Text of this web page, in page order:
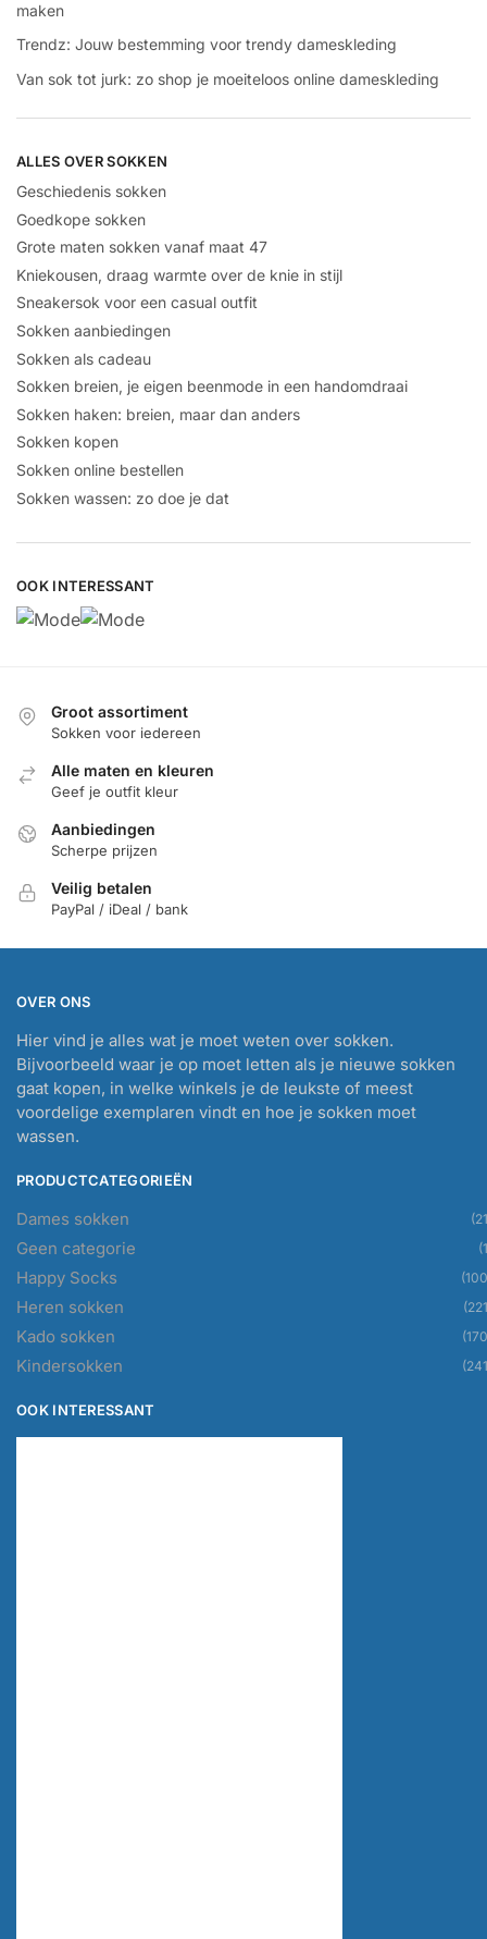
maken
Trendz: Jouw bestemming voor trendy dameskleding
Van sok tot jurk: zo shop je moeiteloos online dameskleding
ALLES OVER SOKKEN
Geschiedenis sokken
Goedkope sokken
Grote maten sokken vanaf maat 47
Kniekousen, draag warmte over de knie in stijl
Sneakersok voor een casual outfit
Sokken aanbiedingen
Sokken als cadeau
Sokken breien, je eigen beenmode in een handomdraai
Sokken haken: breien, maar dan anders
Sokken kopen
Sokken online bestellen
Sokken wassen: zo doe je dat
OOK INTERESSANT
Groot assortiment
Sokken voor iedereen
Alle maten en kleuren
Geef je outfit kleur
Aanbiedingen
Scherpe prijzen
Veilig betalen
PayPal / iDeal / bank
OVER ONS
Hier vind je alles wat je moet weten over sokken.
Bijvoorbeeld waar je op moet letten als je nieuwe sokken
gaat kopen, in welke winkels je de leukste of meest
voordelige exemplaren vindt en hoe je sokken moet
wassen.
PRODUCTCATEGORIEËN
Dames sokken
Geen categorie
Happy Socks
Heren sokken
Kado sokken
Kindersokken
OOK INTERESSANT